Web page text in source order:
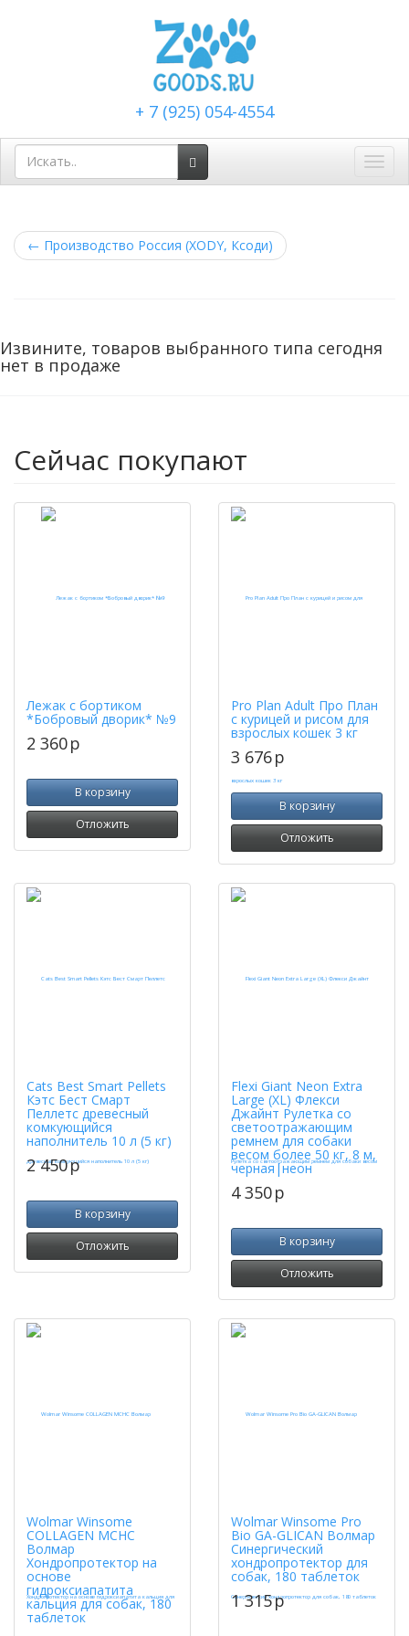
+ 7 (925) 054-4554
← Производство Россия (XODY, Ксоди)
Извините, товаров выбранного типа сегодня
нет в продаже
Сейчас покупают
Лежак с бортиком
*Бобровый дворик* №9
2 360p
В корзину
Отложить
Pro Plan Adult Про План
с курицей и рисом для
взрослых кошек 3 кг
3 676p
В корзину
Отложить
Cats Best Smart Pellets
Кэтс Бест Смарт
Пеллетс древесный
комкующийся
наполнитель 10 л (5 кг)
2 450p
В корзину
Отложить
Flexi Giant Neon Extra
Large (XL) Флекси
Джайнт Рулетка со
светоотражающим
ремнем для собаки
весом более 50 кг, 8 м,
черная|неон
4 350p
В корзину
Отложить
Wolmar Winsome
COLLAGEN MCHC
Волмар
Хондропротектор на
основе
гидроксиапатита
кальция для собак, 180
таблеток
Wolmar Winsome Pro
Bio GA-GLICAN Волмар
Синергический
хондропротектор для
собак, 180 таблеток
1 315p